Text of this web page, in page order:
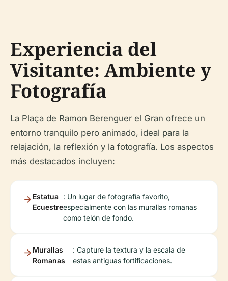
Experiencia del
Visitante: Ambiente y
Fotografía
La Plaça de Ramon Berenguer el Gran ofrece un
entorno tranquilo pero animado, ideal para la
relajación, la reflexión y la fotografía. Los aspectos
más destacados incluyen:
Estatua
Ecuestre
: Un lugar de fotografía favorito,
especialmente con las murallas romanas
como telón de fondo.
Murallas
Romanas
: Capture la textura y la escala de
estas antiguas fortificaciones.